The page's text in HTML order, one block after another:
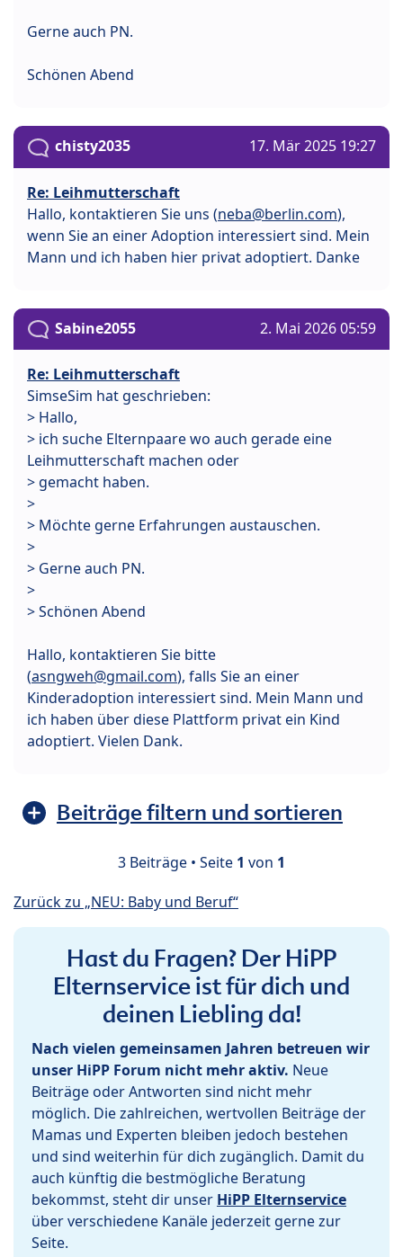
Gerne auch PN.
Schönen Abend
chisty2035 17. Mär 2025 19:27
Re: Leihmutterschaft
Hallo, kontaktieren Sie uns (neba@berlin.com),
wenn Sie an einer Adoption interessiert sind. Mein
Mann und ich haben hier privat adoptiert. Danke
Sabine2055 2. Mai 2026 05:59
Re: Leihmutterschaft
SimseSim hat geschrieben:
> Hallo,
> ich suche Elternpaare wo auch gerade eine
Leihmutterschaft machen oder
> gemacht haben.
>
> Möchte gerne Erfahrungen austauschen.
>
> Gerne auch PN.
>
> Schönen Abend
Hallo, kontaktieren Sie bitte
(asngweh@gmail.com), falls Sie an einer
Kinderadoption interessiert sind. Mein Mann und
ich haben über diese Plattform privat ein Kind
adoptiert. Vielen Dank.
Beiträge filtern und sortieren
3 Beiträge • Seite 1 von 1
Zurück zu „NEU: Baby und Beruf“
Hast du Fragen? Der HiPP
Elternservice ist für dich und
deinen Liebling da!
Nach vielen gemeinsamen Jahren betreuen wir
unser HiPP Forum nicht mehr aktiv. Neue
Beiträge oder Antworten sind nicht mehr
möglich. Die zahlreichen, wertvollen Beiträge der
Mamas und Experten bleiben jedoch bestehen
und sind weiterhin für dich zugänglich. Damit du
auch künftig die bestmögliche Beratung
bekommst, steht dir unser HiPP Elternservice
über verschiedene Kanäle jederzeit gerne zur
Seite.